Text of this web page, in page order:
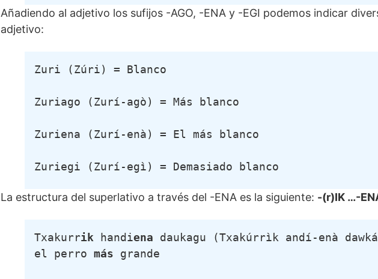
Añadiendo al adjetivo los sufijos -AGO, -ENA y -EGI podemos indicar
adjetivo:
Zuri (Zúri) = Blanco
Zuriago (Zurí-agò) = Más blanco
Zuriena (Zurí-enà) = El más blanco
Zuriegi (Zurí-egì) = Demasiado blanco
La estructura del superlativo a través del -ENA es la siguiente: -(r)IK …-
Txakurrik handiena daukagu (Txakúrrìk andí-enà
el perro más grande